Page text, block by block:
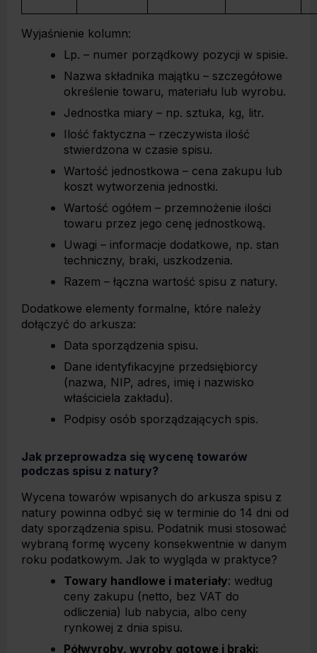
Wyjaśnienie kolumn:
Lp. – numer porządkowy pozycji w spisie.
Nazwa składnika majątku – szczegółowe
określenie towaru, materiału lub wyrobu.
Jednostka miary – np. sztuka, kg, litr.
Ilość faktyczna – rzeczywista ilość
stwierdzona w czasie spisu.
Wartość jednostkowa – cena zakupu lub
koszt wytworzenia jednostki.
Wartość ogółem – przemnożenie ilości
towaru przez jego cenę jednostkową.
Uwagi – informacje dodatkowe, np. stan
techniczny, braki, uszkodzenia.
Razem – łączna wartość spisu z natury.
Dodatkowe elementy formalne, które należy
dołączyć do arkusza:
Data sporządzenia spisu.
Dane identyfikacyjne przedsiębiorcy
(nazwa, NIP, adres, imię i nazwisko
właściciela zakładu).
Podpisy osób sporządzających spis.
Jak przeprowadza się wycenę towarów
podczas spisu z natury?
Wycena towarów wpisanych do arkusza spisu z
natury powinna odbyć się w terminie do 14 dni od
daty sporządzenia spisu. Podatnik musi stosować
wybraną formę wyceny konsekwentnie w danym
roku podatkowym. Jak to wygląda w praktyce?
Towary handlowe i materiały: według
ceny zakupu (netto, bez VAT do
odliczenia) lub nabycia, albo ceny
rynkowej z dnia spisu.
Półwyroby, wyroby gotowe i braki: